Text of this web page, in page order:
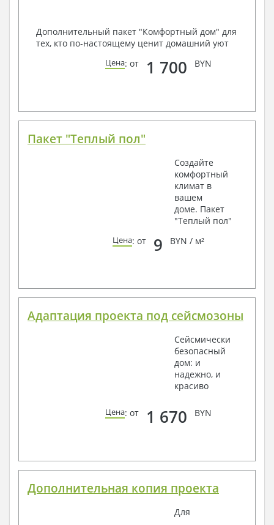
Дополнительный пакет "Комфортный дом" для
тех, кто по-настоящему ценит домашний уют
Цена: от 1 700 BYN
Пакет "Теплый пол"
Создайте
комфортный
климат в
вашем
доме. Пакет
"Теплый пол"
Цена: от 9 BYN / м²
Адаптация проекта под сейсмозоны
Сейсмически
безопасный
дом: и
надежно, и
красиво
Цена: от 1 670 BYN
Дополнительная копия проекта
Для